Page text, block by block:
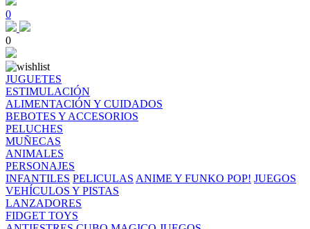
0
0
JUGUETES
ESTIMULACIÓN
ALIMENTACIÓN Y CUIDADOS
BEBOTES Y ACCESORIOS
PELUCHES
MUÑECAS
ANIMALES
PERSONAJES
INFANTILES PELICULAS ANIME Y FUNKO POP! JUEGOS
VEHÍCULOS Y PISTAS
LANZADORES
FIDGET TOYS